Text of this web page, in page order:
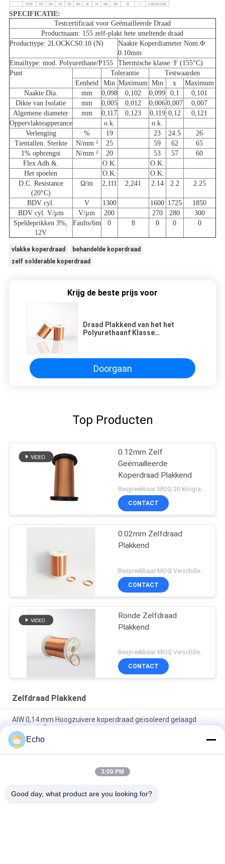
SPECIFICATIE:
Testcertificaat voor Geëmailleerde Draad
Productnaam: 155 zelf-plakt hete smeltende draad
Producttype: 2LOCKCS0.10 (N)
Naakte Koperdiameter Nom.Φ:
0.10mm
Emailtype: mod. Polyurethane/P155
Thermische klasse: F (155°C)
Punt
Tolerantie
Testwaarden
Eenheid
Min Maximum Min x
Maximum
Naakte Dia.
mm 0,098 0,102 0,099 0,1
0,101
Dikte van Isolatie
mm 0,005 0,012 0,006 0,007
0,007
Algemene diameter
mm 0,117 0,123 0,119 0,12
0,121
Oppervlakteapperance
o.k.
o.k.
Verlenging
% 19 23 24.5
26
Tientallen. Sterkte
N/mm ² 25 59 62
65
1% opbrengst
N/mm ² 20 53 57
60
Flex Adh.&.
O.K.
O.K.
Het spoelen
O.K.
O.K.
D.C. Resistance
(20°C)
Ω/m 2,111 2,241 2.14 2.2 2.25
BDV cyl. V 1300 1600 1725
1850
BDV cyl. V/μm
V/μm 200 270 280
300
Speldeprikken 3%,
12V
Faults/6m 0 8 0 0 0
vlakke koperdraad
behandelde koperdraad
zelf solderable koperdraad
Krijg de beste prijs voor
Draad Plakkend van het het
Polyurethaanf Klasse
Doorgaan
Top Producten
0.12mm Zelf
Geëmailleerde
Koperdraad Plakkend
CONTACT
0.02mm Zelfdraad
Plakkend
CONTACT
Ronde Zelfdraad
Plakkend
Bespreekbaar MOQ:Verschillende types met differet MOQ
CONTACT
Zelfdraad Plakkend
AIW 0,14 mm Hoogzuivere koperdraad geïsoleerd gelaagd
vaste stof
AIW220 0,14 mm koperdraad met warm windglazuur voor
elektrische apparatuur
Gauge 35 AWG Emailleed koperdraad zelfklevend
Echo
3:00 PM
Good day, what product are you looking for?